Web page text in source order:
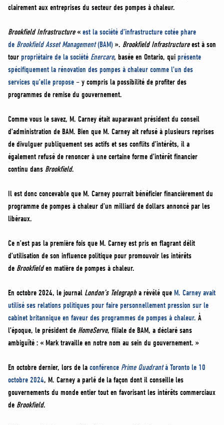
clairement aux entreprises du secteur des pompes à chaleur.
Brookfield Infrastructure« est la société d’infrastructure cotée phare
de Brookfield Asset Management(BAM) ». Brookfield Infrastructureest à son
tour propriétaire de la société Enercare, basée en Ontario, qui présente
spécifiquement la rénovation des pompes à chaleur comme l’un des
services qu’elle propose – y compris la possibilité de profiter des
programmes de remise du gouvernement.
Comme vous le savez, M. Carney était auparavant président du conseil
d’administration de BAM. Bien que M. Carney ait refusé à plusieurs reprises
de divulguer publiquement ses actifs et ses conflits d’intérêts, il a
également refusé de renoncer à une certaine forme d’intérêt financier
continu dans Brookfield.
Il est donc concevable que M. Carney pourrait bénéficier financièrement du
programme de pompes à chaleur d’un milliard de dollars annoncé par les
libéraux.
Ce n’est pas la première fois que M. Carney est pris en flagrant délit
d’utilisation de son influence politique pour promouvoir les intérêts
de Brookfielden matière de pompes à chaleur.
En octobre 2024, le journal London’s Telegrapha révélé que M. Carney avait
utilisé ses relations politiques pour faire personnellement pression sur le
cabinet britannique en faveur des programmes de pompes à chaleur. À
l’époque, le président de HomeServe, filiale de BAM, a déclaré sans
ambiguïté : « Mark travaille en notre nom au sein du gouvernement. »
En octobre dernier, lors de la conférence Prime Quadrantà Toronto le 10
octobre 2024, M. Carney a parlé de la façon dont il conseille les
gouvernements du monde entier tout en favorisant les intérêts commerciaux
de Brookfield.